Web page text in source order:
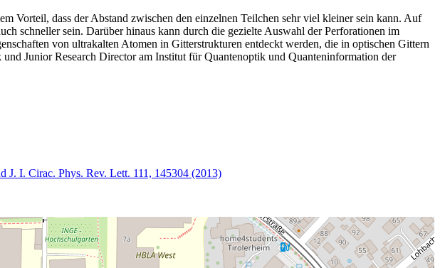
Vorteil, dass der Abstand zwischen den einzelnen Teilchen sehr viel kleiner sein kann. Auf
schneller sein. Darüber hinaus kann durch die gezielte Auswahl der Perforationen im
von ultrakalten Atomen in Gitterstrukturen entdeckt werden, die in optischen Gittern
Junior Research Director am Institut für Quantenoptik und Quanteninformation der
J. I. Cirac. Phys. Rev. Lett. 111, 145304 (2013)